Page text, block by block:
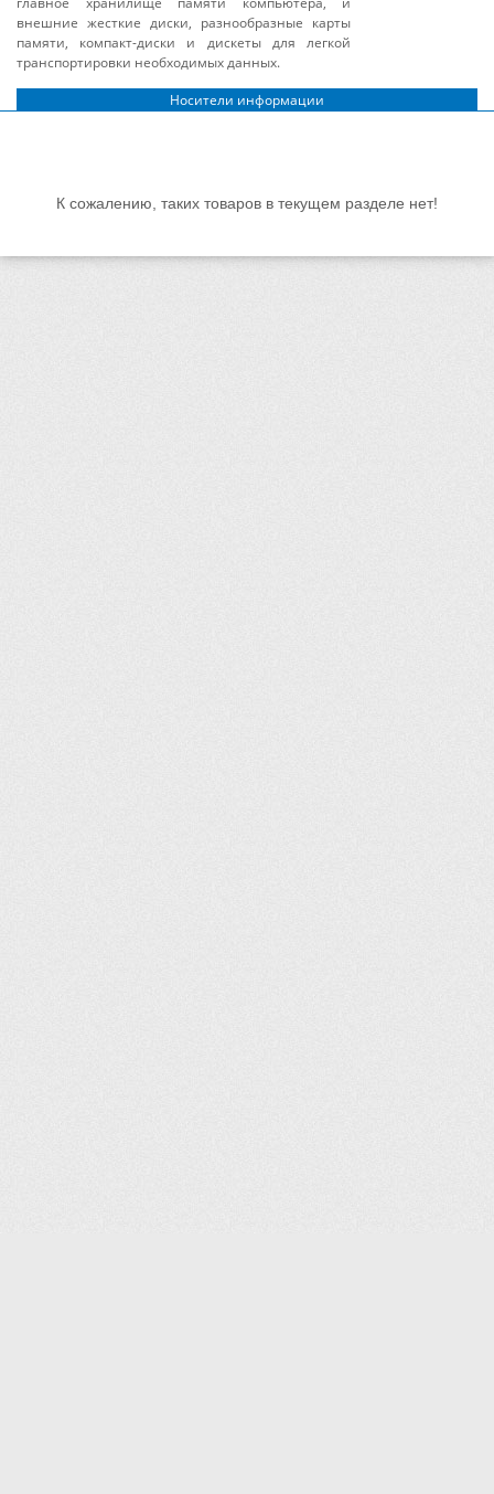
внешние жесткие диски, разнообразные карты
памяти, компакт-диски и дискеты для легкой
транспортировки необходимых данных.
Носители информации
К сожалению, таких товаров в текущем разделе нет!